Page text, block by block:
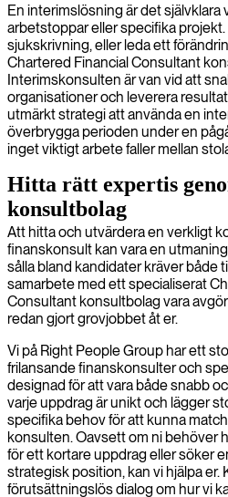
En interimslösning är det självklara
arbetstoppar eller specifika
sjukskrivning, eller leda ett
Chartered Financial Consultant
Interimskonsulten är van vid att
organisationer och leverera
utmärkt strategi att använda en
överbrygga perioden under en
inget viktigt arbete faller mellan
Hitta rätt expertis
konsultbolag
Att hitta och utvärdera en verkligt
finanskonsult kan vara en
sålla bland kandidater kräver både
samarbete med ett specialiserat
Consultant konsultbolag vara
redan gjort grovjobbet åt er.
Vi på Right People Group har ett
frilansande finanskonsulter och
designad för att vara både snabb
varje uppdrag är unikt och lägger
specifika behov för att kunna
konsulten. Oavsett om ni behöver
för ett kortare uppdrag eller söker
strategisk position, kan vi hjälpa er.
förutsättningslös dialog om hur vi